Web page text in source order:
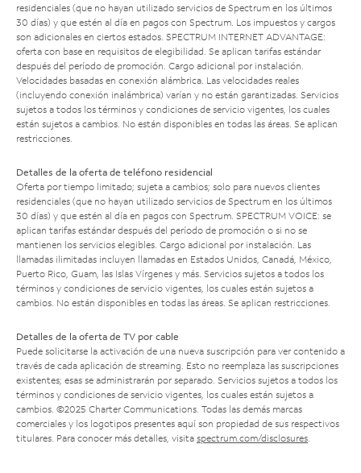
residenciales (que no hayan utilizado servicios de Spectrum en los últimos
30 días) y que estén al día en pagos con Spectrum. Los impuestos y cargos
son adicionales en ciertos estados. SPECTRUM INTERNET ADVANTAGE:
oferta con base en requisitos de elegibilidad. Se aplican tarifas estándar
después del período de promoción. Cargo adicional por instalación.
Velocidades basadas en conexión alámbrica. Las velocidades reales
(incluyendo conexión inalámbrica) varían y no están garantizadas. Servicios
sujetos a todos los términos y condiciones de servicio vigentes, los cuales
están sujetos a cambios. No están disponibles en todas las áreas. Se aplican
restricciones.
Detalles de la oferta de teléfono residencial
Oferta por tiempo limitado; sujeta a cambios; solo para nuevos clientes
residenciales (que no hayan utilizado servicios de Spectrum en los últimos
30 días) y que estén al día en pagos con Spectrum. SPECTRUM VOICE: se
aplican tarifas estándar después del período de promoción o si no se
mantienen los servicios elegibles. Cargo adicional por instalación. Las
llamadas ilimitadas incluyen llamadas en Estados Unidos, Canadá, México,
Puerto Rico, Guam, las Islas Vírgenes y más. Servicios sujetos a todos los
términos y condiciones de servicio vigentes, los cuales están sujetos a
cambios. No están disponibles en todas las áreas. Se aplican restricciones.
Detalles de la oferta de TV por cable
Puede solicitarse la activación de una nueva suscripción para ver contenido a
través de cada aplicación de streaming. Esto no reemplaza las suscripciones
existentes; esas se administrarán por separado. Servicios sujetos a todos los
términos y condiciones de servicio vigentes, los cuales están sujetos a
cambios. ©2025 Charter Communications. Todas las demás marcas
comerciales y los logotipos presentes aquí son propiedad de sus respectivos
titulares. Para conocer más detalles, visita spectrum.com/disclosures